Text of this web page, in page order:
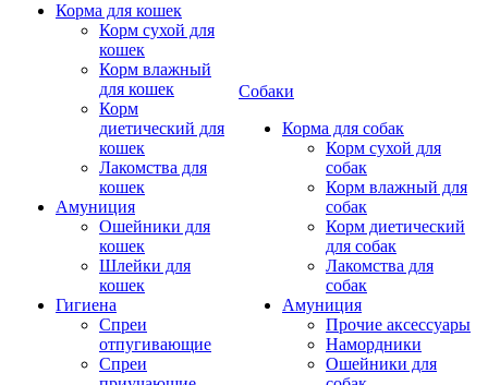
Корма для кошек
Корм сухой для
кошек
Корм влажный
для кошек
Корм
диетический для
кошек
Лакомства для
кошек
Амуниция
Ошейники для
кошек
Шлейки для
кошек
Гигиена
Спреи
отпугивающие
Спреи
Собаки
Корма для собак
Корм сухой для
собак
Корм влажный для
собак
Корм диетический
для собак
Лакомства для
собак
Амуниция
Прочие аксессуары
Намордники
Ошейники для